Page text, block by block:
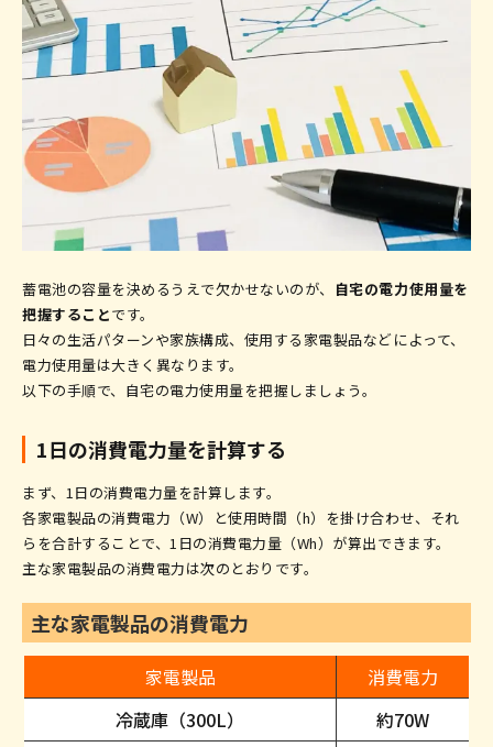
蓄電池の容量を決めるうえで欠かせないのが、
自宅の電力使用量を
把握することです。
日々の生活パターンや家族構成、使用する家電製品などによって、
電力使用量は大きく異なります。
以下の手順で、自宅の電力使用量を把握しましょう。
1日の消費電力量を計算する
まず、1日の消費電力量を計算します。
各家電製品の消費電力（W）と使用時間（h）を掛け合わせ、それ
らを合計することで、1日の消費電力量（Wh）が算出できます。
主な家電製品の消費電力は次のとおりです。
主な家電製品の消費電力
家電製品
消費電力
冷蔵庫（300L）
約70W